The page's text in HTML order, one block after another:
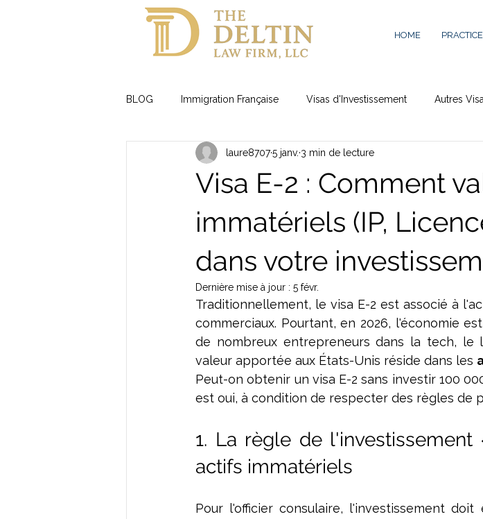
HOME
BLOG Immigration Française Visas d'Investissement Autres
Visas Famille
Visa E-2 : Comment
immatériels (IP,
dans votre
laure87075 janv. 3 min de lecture
Dernière mise à jour : 5 févr.
Traditionnellement, le visa E-2 est associé à
commerciaux. Pourtant, en 2026, l'économie
de nombreux entrepreneurs dans la tech, le
valeur apportée aux États-Unis réside dans les
Peut-on obtenir un visa E-2 sans investir 100
est oui, à condition de respecter des règles de
1. La règle de
actifs immatériels
Pour l'officier consulaire, l'investissement